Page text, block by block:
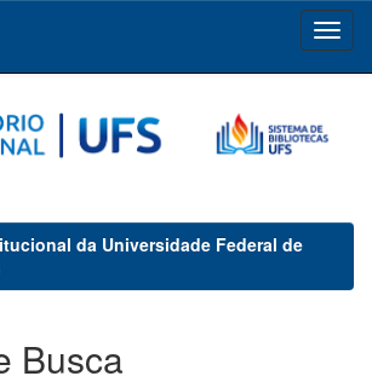
da Universidade Federal de
Busca